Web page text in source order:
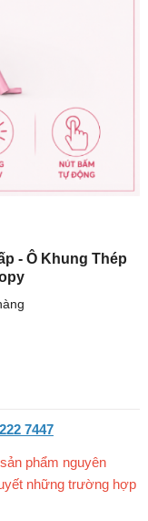
- Ô Khung Thép
7447
phẩm nguyên
những trường hợp